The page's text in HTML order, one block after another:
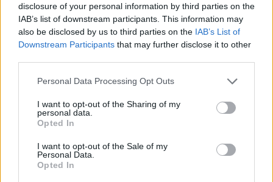
disclosure of your personal information by third parties on the
IAB’s list of downstream participants. This information may
also be disclosed by us to third parties on the IAB’s List of
Downstream Participants that may further disclose it to other
Personal Data Processing Opt Outs
I want to opt-out of the Sharing of my
personal data.
Opted In
I want to opt-out of the Sale of my
Personal Data.
Opted In
Deseu el meu nom, el correu electrònic i el lloc web en
aquest navegador per a la propera vegada que comenti.